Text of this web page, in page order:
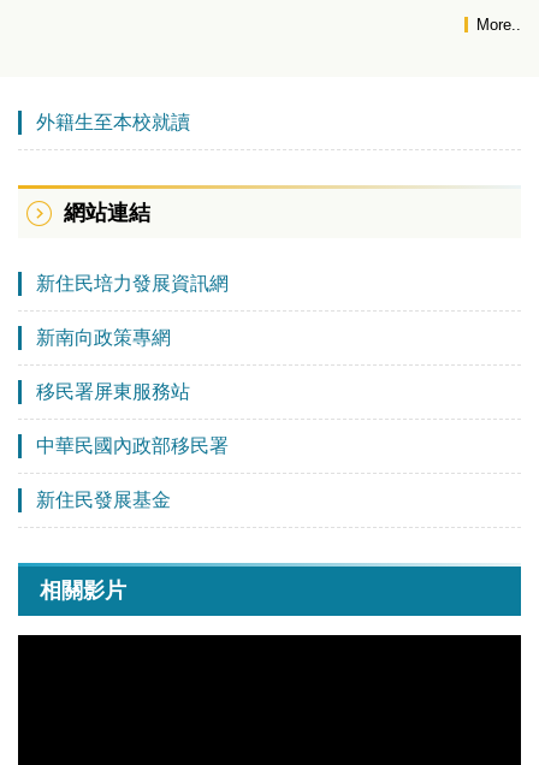
More..
外籍生至本校就讀
網站連結
新住民培力發展資訊網
新南向政策專網
移民署屏東服務站
中華民國內政部移民署
新住民發展基金
相關影片